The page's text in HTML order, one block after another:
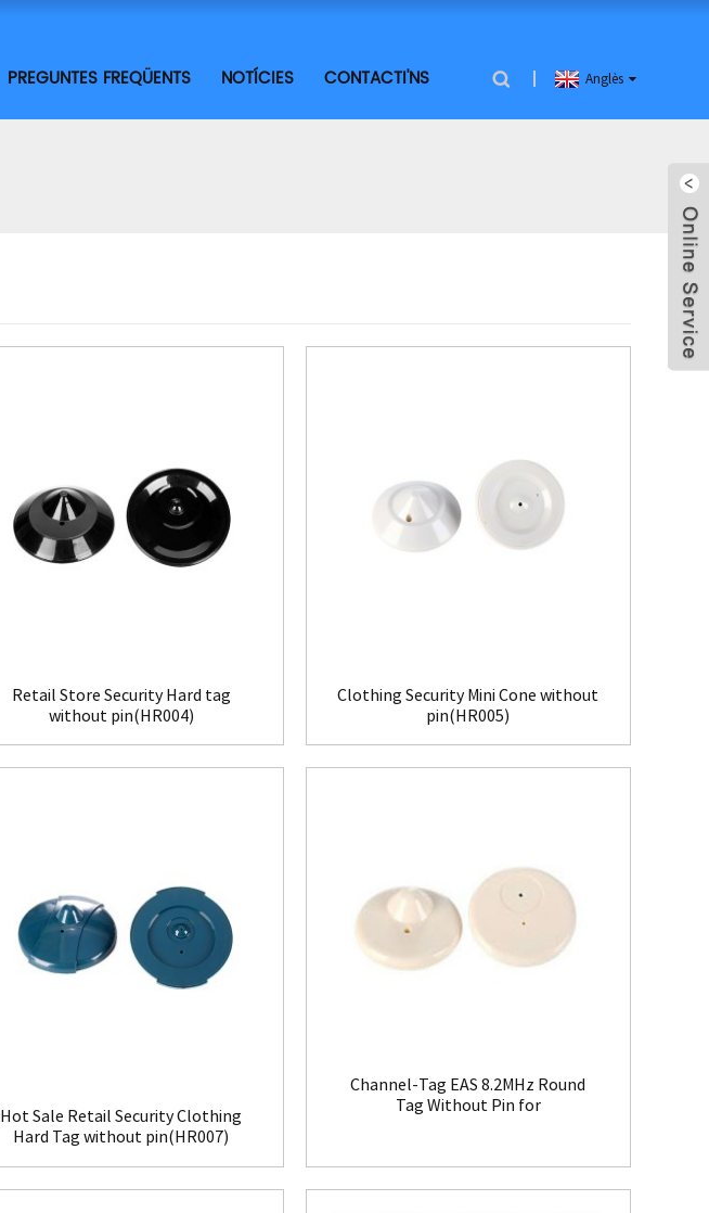
PREGUNTES FREQÜENTS NOTÍCIES CONTACTI'NS Anglès
Retail Store Security Hard tag
without pin(HR004)
Clothing Security Mini Cone without
pin(HR005)
Hot Sale Retail Security Clothing
Hard Tag without pin(HR007)
Channel-Tag EAS 8.2MHz Round
Tag Without Pin for